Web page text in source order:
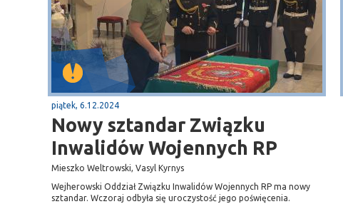
piątek, 6.12.2024
Nowy sztandar Związku
Inwalidów Wojennych RP
Mieszko Weltrowski, Vasyl Kyrnys
Wejherowski Oddział Związku Inwalidów Wojennych RP ma nowy
sztandar. Wczoraj odbyła się uroczystość jego poświęcenia.